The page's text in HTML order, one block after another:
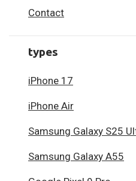
Contact
types
iPhone 17
iPhone Air
Samsung Galaxy S25
Samsung Galaxy A55